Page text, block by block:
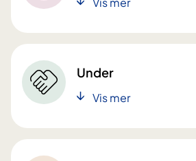
Under
Vis mer